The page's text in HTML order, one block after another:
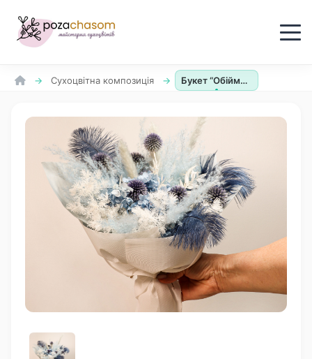
Cухоцвітна композиція Букет “Обійми небес”